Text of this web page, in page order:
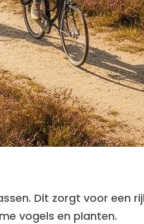
Dit zorgt voor een
vogels en planten.